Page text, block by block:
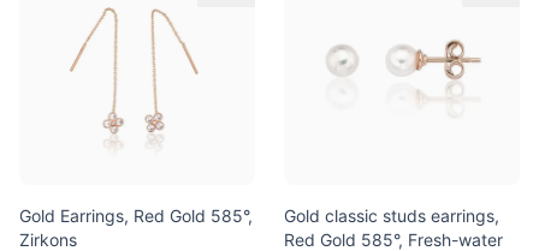
Gold Earrings, Red Gold 585°,
Zirkons
Gold classic studs earrings,
Red Gold 585°, Fresh-water